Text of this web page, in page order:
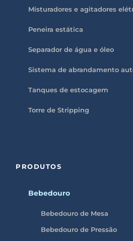
Misturadores e agitadores
Peneira estática
Separador de água e óleo
Sistema de abrandamento
Tanques de estocagem
Torre de Stripping
PRODUTOS
Bebedouro
Bebedouro de Mesa
Bebedouro de Pressão